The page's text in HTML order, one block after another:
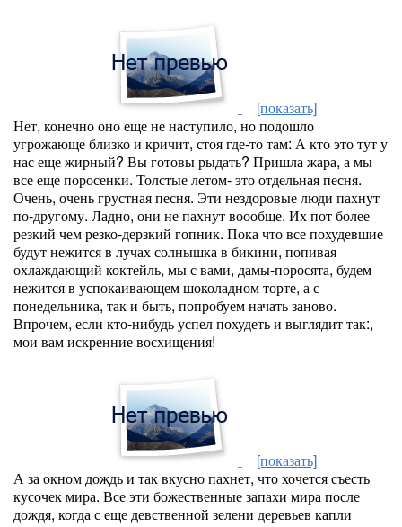
[показать]
Нет, конечно оно еще не наступило, но подошло
угрожающе близко и кричит, стоя где-то там: А кто это тут у
нас еще жирный? Вы готовы рыдать? Пришла жара, а мы
все еще поросенки. Толстые летом- это отдельная песня.
Очень, очень грустная песня. Эти нездоровые люди пахнут
по-другому. Ладно, они не пахнут воообще. Их пот более
резкий чем резко-дерзкий гопник. Пока что все похудевшие
будут нежится в лучах солнышка в бикини, попивая
охлаждающий коктейль, мы с вами, дамы-поросята, будем
нежится в успокаивающем шоколадном торте, а с
понедельника, так и быть, попробуем начать заново.
Впрочем, если кто-нибудь успел похудеть и выглядит так:,
мои вам искренние восхищения!
[показать]
А за окном дождь и так вкусно пахнет, что хочется съесть
кусочек мира. Все эти божественные запахи мира после
дождя, когда с еще девственной зелени деревьев капли